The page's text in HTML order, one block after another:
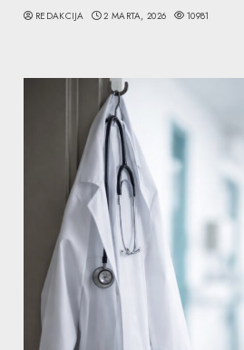
REDAKCIJA 2 MARTA, 2026 10981